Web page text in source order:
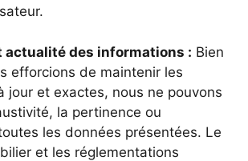
actualité des informations : Bien
efforcions de maintenir les
jour et exactes, nous ne pouvons
la pertinence ou
les données présentées. Le
et les réglementations